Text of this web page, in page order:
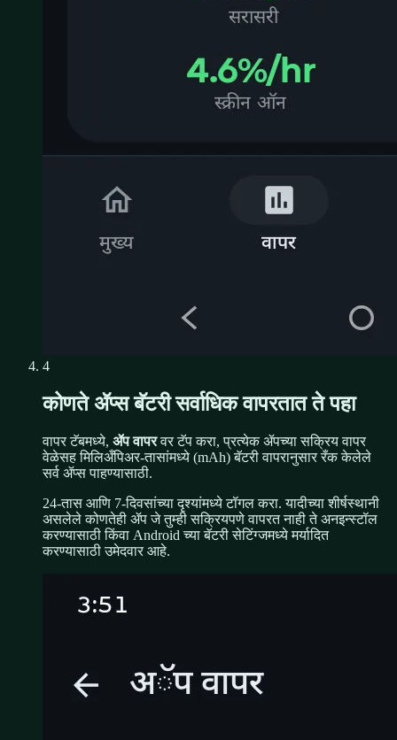
4
कोणते ॲप्स बॅटरी सर्वाधिक वापरतात ते पहा
वापर टॅबमध्ये, ॲप वापरवर टॅप करा, प्रत्येक ॲपच्या सक्रिय वापर
वेळेसह मिलिअँपिअर-तासांमध्ये (mAh) बॅटरी वापरानुसार रँक केलेले
सर्व ॲप्स पाहण्यासाठी.
24-तास आणि 7-दिवसांच्या दृश्यांमध्ये टॉगल करा. यादीच्या शीर्षस्थानी
असलेले कोणतेही ॲप जे तुम्ही सक्रियपणे वापरत नाही ते अनइन्स्टॉल
करण्यासाठी किंवा Android च्या बॅटरी सेटिंग्जमध्ये मर्यादित
करण्यासाठी उमेदवार आहे.